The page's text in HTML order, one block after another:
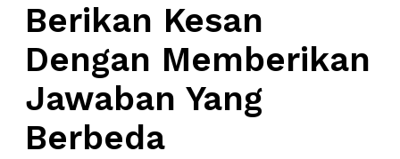
Berikan Kesan
Dengan Memberikan
Jawaban Yang
Berbeda